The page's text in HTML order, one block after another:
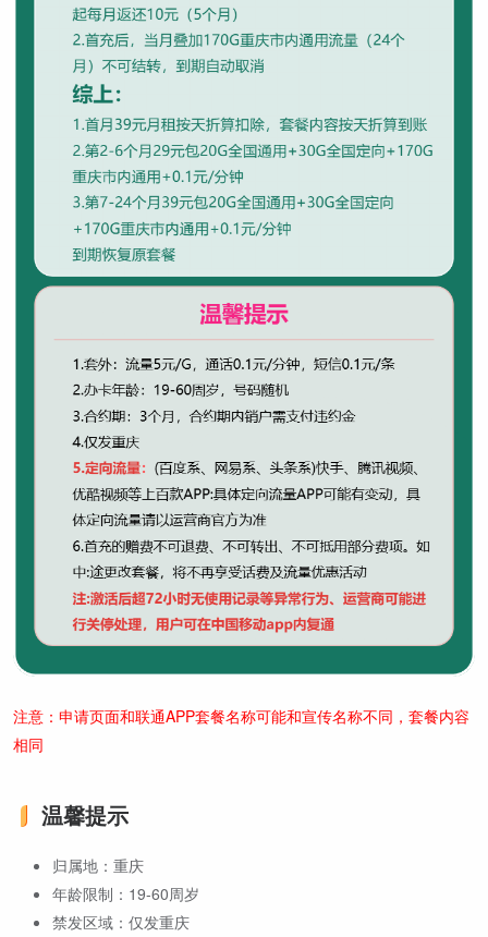
注意：申请页面和联通APP套餐名称可能和宣传名称不同，套餐内容
相同
温馨提示
归属地：重庆
年龄限制：19-60周岁
禁发区域：仅发重庆